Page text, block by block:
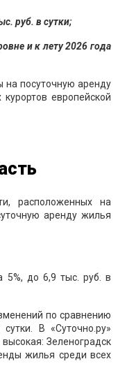
руб. в сутки;
и к лету 2026 года
на посуточную аренду
европейской
расположенных на
аренду жилья
5%, до 6,9 тыс. руб. в
по сравнению
В «Суточно.ру»
Зеленоградск
жилья среди всех